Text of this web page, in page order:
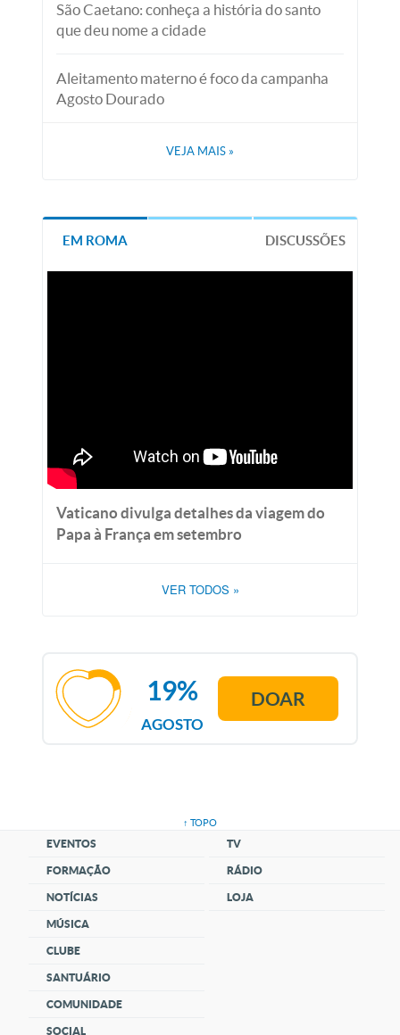
São Caetano: conheça a história do santo
que deu nome a cidade
Aleitamento materno é foco da campanha
Agosto Dourado
VEJA MAIS »
EM ROMA DISCUSSÕES
Vaticano divulga detalhes da viagem do
Papa à França em setembro
VER TODOS »
AGOSTO
19% DOAR
↑ TOPO
EVENTOS
FORMAÇÃO
NOTÍCIAS
MÚSICA
CLUBE
SANTUÁRIO
COMUNIDADE
SOCIAL
TV
RÁDIO
LOJA